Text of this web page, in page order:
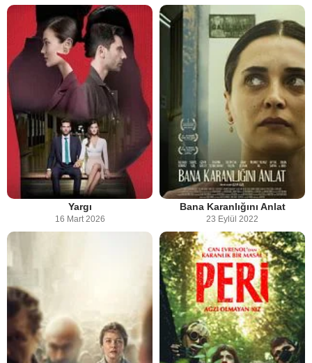
Yargı
16 Mart 2026
Bana Karanlığını Anlat
23 Eylül 2022